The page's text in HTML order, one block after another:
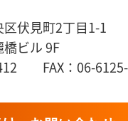
伏見町2丁目1-1
ビル 9F
FAX：06-